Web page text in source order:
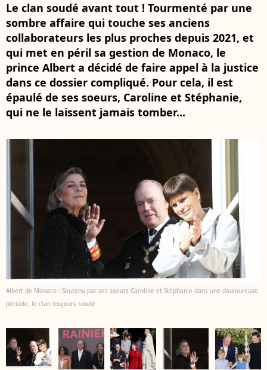
Le clan soudé avant tout ! Tourmenté par une
sombre affaire qui touche ses anciens
collaborateurs les plus proches depuis 2021, et
qui met en péril sa gestion de Monaco, le
prince Albert a décidé de faire appel à la justice
dans ce dossier compliqué. Pour cela, il est
épaulé de ses soeurs, Caroline et Stéphanie,
qui ne le laissent jamais tomber...
Albert de Monaco : Soutenu par ses soeurs Caroline et Stéphanie dans une douloureuse
période, le clan toujours soudé